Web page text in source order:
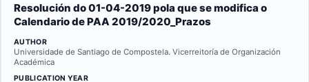
Resolución do 01-04-2019 pola que se modifica o
Calendario de PAA 2019/2020_Prazos
AUTHOR
Universidade de Santiago de Compostela. Vicerreitoría de Organización
Académica
PUBLICATION YEAR